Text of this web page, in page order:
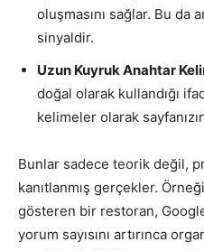
oluşmasını sağlar. Bu da
sinyaldir.
Uzun Kuyruk Anahtar
doğal olarak kullandığı
kelimeler olarak
Bunlar sadece teorik değil,
kanıtlanmış gerçekler.
gösteren bir restoran,
yorum sayısını artırınca